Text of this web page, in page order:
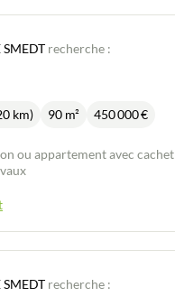
SMEDT recherche :
km) 90 m² 450 000€
ou appartement avec cachet
SMEDT recherche :